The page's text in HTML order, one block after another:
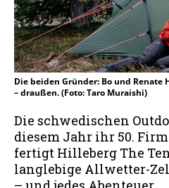
Die beiden Gründer: Bo und
– draußen. (Foto: Taro Muraishi)
Die schwedischen
diesem Jahr ihr 50.
fertigt Hilleberg The
langlebige Allwetter-